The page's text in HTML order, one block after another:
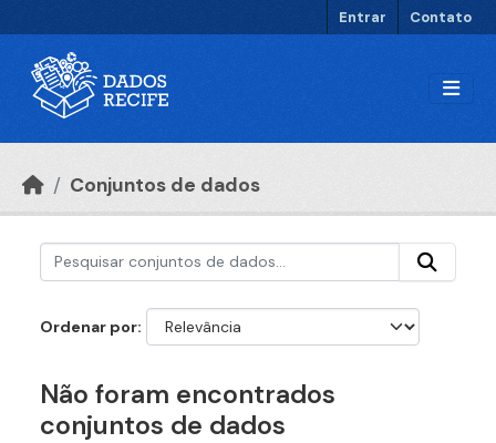
Entrar Contato
Conjuntos de dados
Ordenar por
Não foram encontrados
conjuntos de dados